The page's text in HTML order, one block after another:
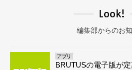
Look!
編集部からのお
アプリ
BRUTUSの電子版が